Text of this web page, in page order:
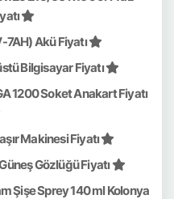
7AH) Akü Fiyatı
Bilgisayar Fiyatı
1200 Soket Anakart Fiyatı
Makinesi Fiyatı
Gözlüğü Fiyatı
Şişe Sprey 140 ml Kolonya